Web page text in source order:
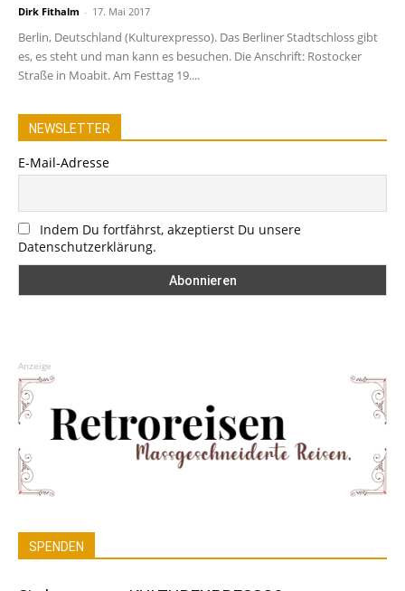
Dirk Fithalm - 17. Mai 2017
Berlin, Deutschland (Kulturexpresso). Das Berliner Stadtschloss gibt
es, es steht und man kann es besuchen. Die Anschrift: Rostocker
Straße in Moabit. Am Festtag 19....
NEWSLETTER
E-Mail-Adresse
Indem Du fortfährst, akzeptierst Du unsere
Datenschutzerklärung.
Anzeige
SPENDEN